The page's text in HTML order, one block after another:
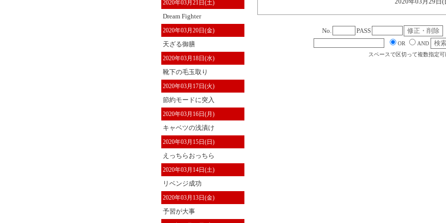
2020年03月21日(土)
Dream Fighter
2020年03月20日(金)
天ざる御膳
2020年03月18日(水)
靴下の毛玉取り
2020年03月17日(火)
節約モードに突入
2020年03月16日(月)
キャベツの浅漬け
2020年03月15日(日)
えっちらおっちら
2020年03月14日(土)
リベンジ成功
2020年03月13日(金)
予習が大事
No. PASS
OR
AND
スペースで区切って複数指定可